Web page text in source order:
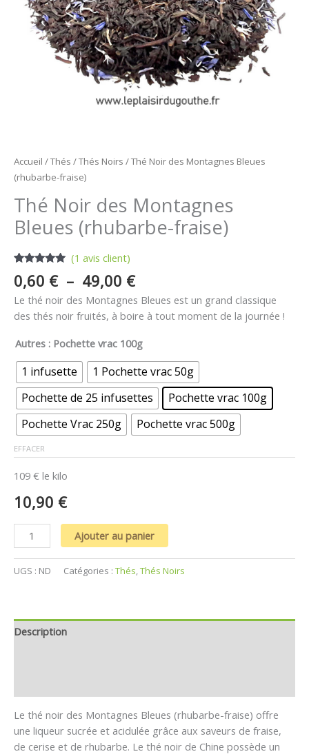
Accueil /Thés /Thés Noirs / Thé Noir des Montagnes Bleues
(rhubarbe-fraise)
Thé Noir des Montagnes
Bleues (rhubarbe-fraise)
Noté 5.00
sur 5
basé sur
1
notation
client
(1 avis client)
0,60 € – 49,00 €
Le thé noir des Montagnes Bleues est un grand classique
des thés noir fruités, à boire à tout moment de la journée !
Autres : Pochette vrac 100g
1 infusette
1 Pochette vrac 50g
Pochette de 25 infusettes
Pochette vrac 100g
Pochette Vrac 250g
Pochette vrac 500g
EFFACER
109 € le kilo
10,90 €
Ajouter au panier
UGS : ND Catégories : Thés,Thés Noirs
Description
Le thé noir des Montagnes Bleues (rhubarbe-fraise) offre
une liqueur sucrée et acidulée grâce aux saveurs de fraise,
de cerise et de rhubarbe. Le thé noir de Chine possède un